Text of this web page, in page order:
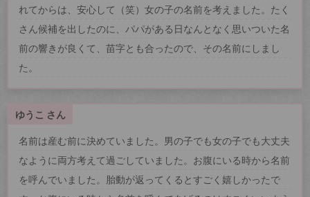
れてからは、安心して（笑）女の子の名前を考えました。たく
さん候補を出したのに、パパがある日なんとなく思いついた名
前の響きが良くて、苗字とも合ったので、その名前にしまし
た。
ゆうこ さん
名前は産む前に決めていました。男の子でも女の子でも大丈夫
なように両方考えて過ごしていました。お腹にいる時から名前
を呼んでいました。胎動が返ってくるとすごく嬉しかったで